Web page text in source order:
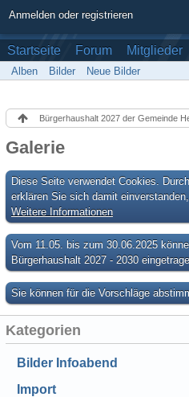
Anmelden oder registrieren
Startseite Forum Mitglieder
Alben Bilder Neue Bilder
Bürgerhaushalt 2027 der Gemeinde
Galerie
Diese Seite verwendet Cookies.
erklären Sie sich damit
Weitere Informationen
Vom 11.05. bis zum 30.06.2025
Bürgerhaushalt 2027 - 2030
Sie können für die Vorschläge
Kategorien
Bilder Infoabend
Import